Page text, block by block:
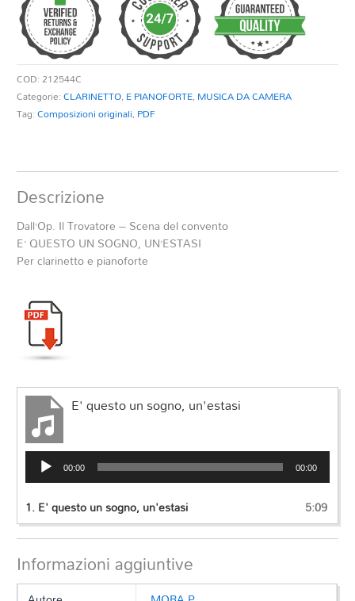
UN'ESTASI
quantità
COD:212544C
Categorie:CLARINETTO, E PIANOFORTE, MUSICA DA CAMERA
Tag:Composizioni originali, PDF
Descrizione
Dall’Op. Il Trovatore – Scena del convento
E’ QUESTO UN SOGNO, UN’ESTASI
Per clarinetto e pianoforte
E' questo un sogno, un'estasi
Audio
Player 00:00 00:00
1.E' questo un sogno, un'estasi 5:09
Informazioni aggiuntive